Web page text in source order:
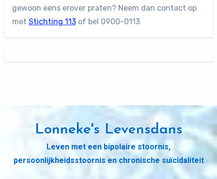
gewoon eens erover praten? Neem dan contact op
met Stichting 113of bel 0900-0113
Lonneke's Levensdans
Leven met een bipolaire stoornis,
persoonlijkheidsstoornis en chronische suïcidaliteit